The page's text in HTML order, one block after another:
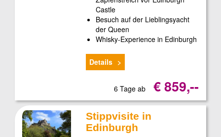
Castle
Besuch auf der Lieblingsyacht
der Queen
Whisky-Experience in Edinburgh
Details
6 Tage ab € 859,--
Stippvisite in
Edinburgh